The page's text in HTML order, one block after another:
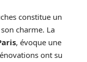
constitue un
charme. La
, évoque une
ont su